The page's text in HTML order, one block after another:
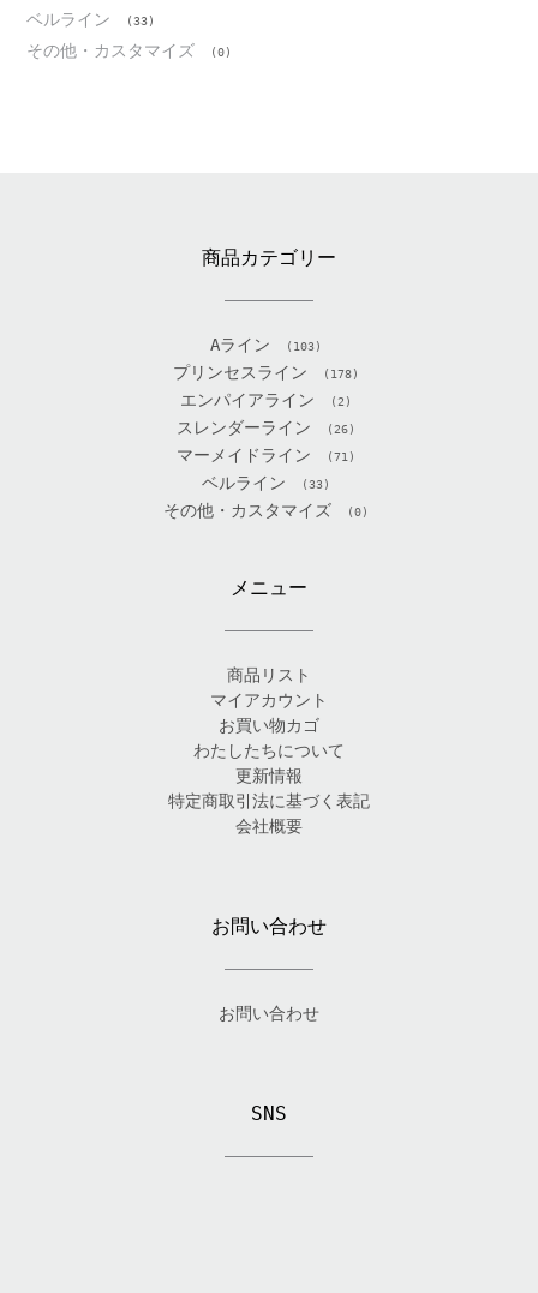
ベルライン (33)
その他・カスタマイズ (0)
商品カテゴリー
Aライン (103)
プリンセスライン (178)
エンパイアライン (2)
スレンダーライン (26)
マーメイドライン (71)
ベルライン (33)
その他・カスタマイズ (0)
メニュー
商品リスト
マイアカウント
お買い物カゴ
わたしたちについて
更新情報
特定商取引法に基づく表記
会社概要
お問い合わせ
お問い合わせ
SNS